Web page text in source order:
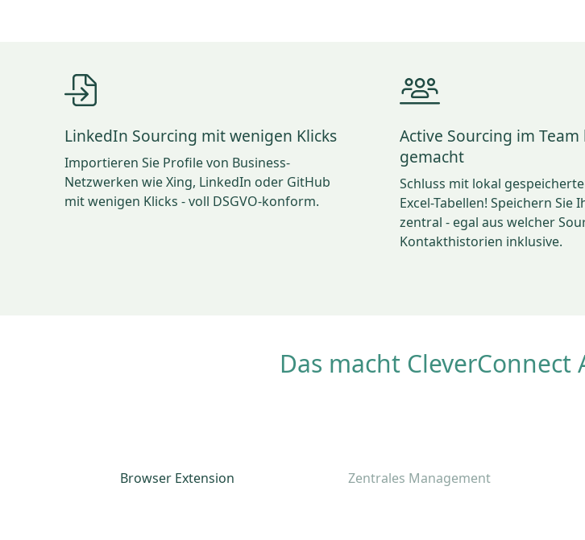
LinkedIn Sourcing mit wenigen Klicks
Importieren Sie Profile von Business-
Netzwerken wie Xing, LinkedIn oder GitHub
mit wenigen Klicks - voll DSGVO-konform.
Active Sourcing im
gemacht
Schluss mit lokal
Excel-Tabellen! Speichern Sie
zentral - egal aus welcher
Kontakthistorien inklusive.
Das macht CleverConnect
Browser Extension Zentrales Management